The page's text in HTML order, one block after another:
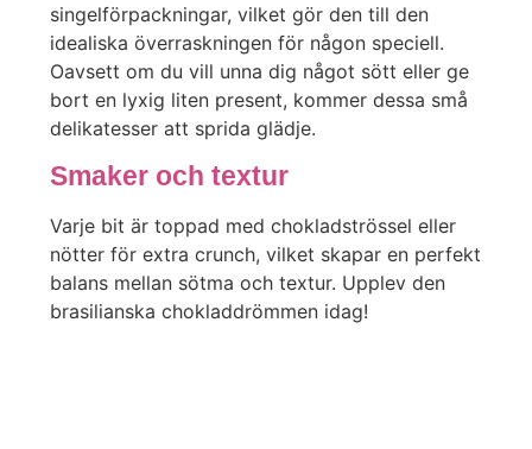
singelförpackningar, vilket gör den till den
idealiska överraskningen för någon speciell.
Oavsett om du vill unna dig något sött eller ge
bort en lyxig liten present, kommer dessa små
delikatesser att sprida glädje.
Smaker och textur
Varje bit är toppad med chokladströssel eller
nötter för extra crunch, vilket skapar en perfekt
balans mellan sötma och textur. Upplev den
brasilianska chokladdrömmen idag!